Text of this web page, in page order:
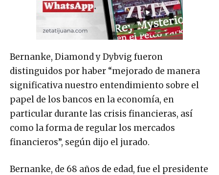
Bernanke, Diamond y Dybvig fueron
distinguidos por haber “mejorado de manera
significativa nuestro entendimiento sobre el
papel de los bancos en la economía, en
particular durante las crisis financieras, así
como la forma de regular los mercados
financieros”, según dijo el jurado.
Bernanke, de 68 años de edad, fue el presidente